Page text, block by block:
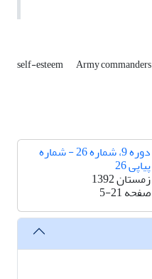
self-esteem Army commanders
دوره 9، شماره 26 - شماره
پیاپی 26
زمستان 1392
صفحه5-21